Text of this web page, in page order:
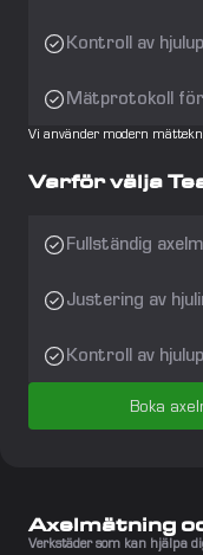
Kontroll av
Mätprotokoll
Vi använder modern
Varför välja
Fullständig
Justering av
Kontroll av
Boka
Axelmätning
Verkstäder som kan hjälpa